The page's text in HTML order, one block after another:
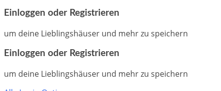
Einloggen oder Registrieren
um deine Lieblingshäuser und mehr zu speichern
Einloggen oder Registrieren
um deine Lieblingshäuser und mehr zu speichern